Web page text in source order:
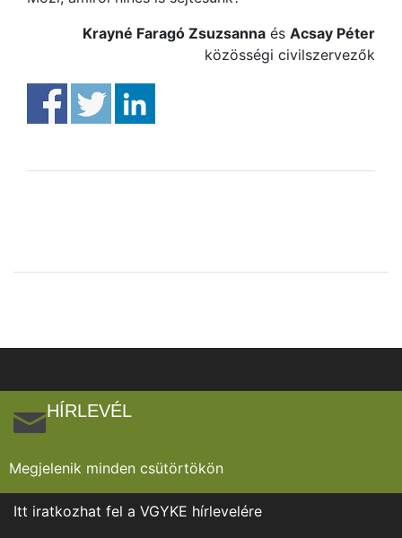
Krayné Faragó Zsuzsanna és Acsay Péter
közösségi civilszervezők
HÍRLEVÉL
Megjelenik minden csütörtökön
Itt iratkozhat fel a VGYKE hírlevelére